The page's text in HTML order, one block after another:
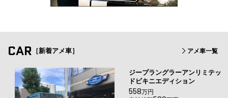
CAR ［新着アメ車］ アメ車一覧
ジープラングラーアンリミテッ
ドビキニエディション
558万円